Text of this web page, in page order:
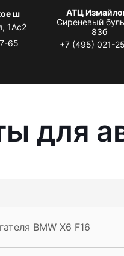
ш
1Ас2
65
АТЦ
Сиреневый
83б
+7 (495) 021-
для
BMW X6 F16